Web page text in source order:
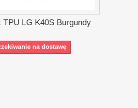
TPU LG K40S Burgundy
na dostawę